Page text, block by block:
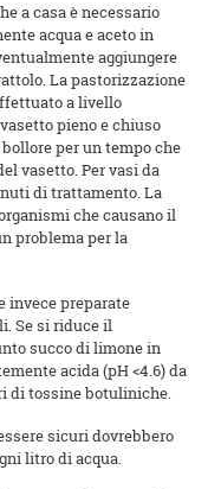
a casa è necessario
acqua e aceto in
aggiungere
La pastorizzazione
a livello
pieno e chiuso
per un tempo che
vasetto. Per vasi da
di trattamento. La
che causano il
problema per la
invece preparate
Se si riduce il
succo di limone in
acida (pH <4.6) da
di tossine botuliniche.
sicuri dovrebbero
litro di acqua.